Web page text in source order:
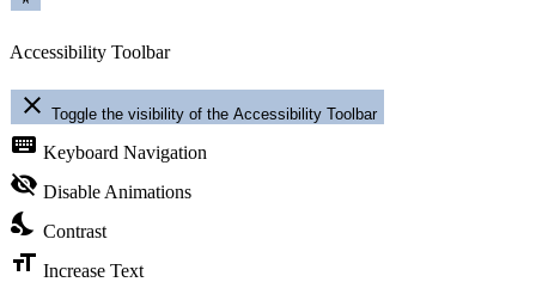
Accessibility Toolbar
close Toggle the visibility of the Accessibility Toolbar
keyboard Keyboard Navigation
visibility_off Disable Animations
nights_stay Contrast
format_size Increase Text